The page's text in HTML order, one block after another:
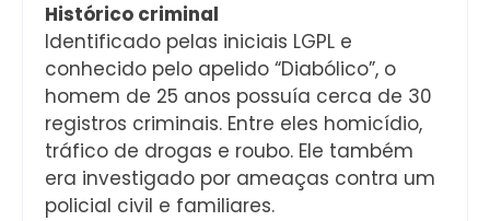
Histórico criminal
Identificado pelas iniciais LGPL e
conhecido pelo apelido “Diabólico”, o
homem de 25 anos possuía cerca de 30
registros criminais. Entre eles homicídio,
tráfico de drogas e roubo. Ele também
era investigado por ameaças contra um
policial civil e familiares.